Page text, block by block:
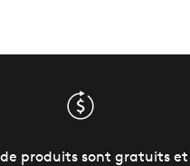
de produits sont gratuits